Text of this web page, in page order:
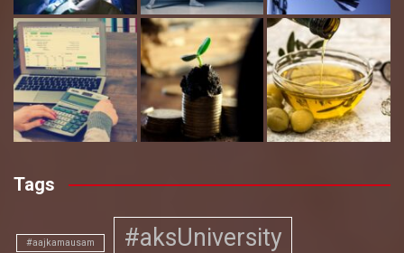
Tags
#aajkamausam #aksUniversity